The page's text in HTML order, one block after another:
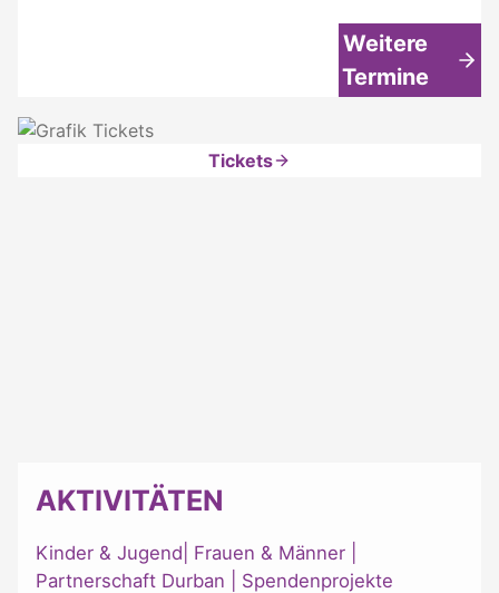
Weitere
Termine
Tickets
AKTIVITÄTEN
Kinder & Jugend Frauen & Männer
Partnerschaft Durban
Spendenprojekte